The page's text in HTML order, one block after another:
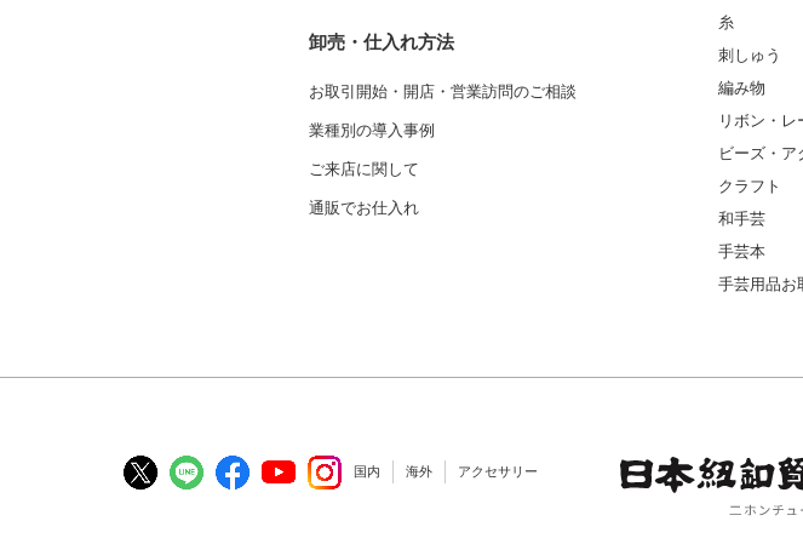
卸売・仕入れ方法
お取引開始・開店・営業訪問のご相談
業種別の導入事例
ご来店に関して
通販でお仕入れ
糸
刺しゅう
編み物
リボン・
ビーズ・ア
クラフト
和手芸
手芸本
手芸用品お
国内 海外 アクセサリー